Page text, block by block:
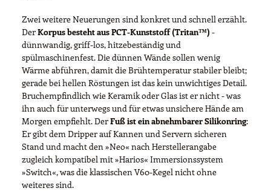
Zwei weitere Neuerungen sind konkret und schnell erzählt.
DerKorpus besteht aus PCT-Kunststoff (Tritan™) -
dünnwandig, griff-los, hitzebeständig und
spülmaschinenfest. Die dünnen Wände sollen wenig
Wärme abführen, damit die Brühtemperatur stabiler bleibt;
gerade bei hellen Röstungen ist das kein unwichtiges Detail.
Bruchempfindlich wie Keramik oder Glas ist er nicht - was
ihn auch für unterwegs und für etwas unsichere Hände am
Morgen empfiehlt. DerFuß ist ein abnehmbarer Silikonring:
Er gibt dem Dripper auf Kannen und Servern sicheren
Stand und macht den »Neo« nach Herstellerangabe
zugleich kompatibel mit »Harios« Immersionssystem
»Switch«, was die klassischen V60-Kegel nicht ohne
weiteres sind.